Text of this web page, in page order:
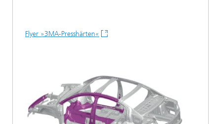
Flyer »3MA-Presshärten«